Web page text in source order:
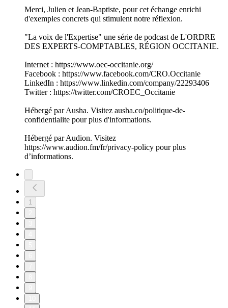
Merci, Julien et Jean-Baptiste, pour cet échange enrichi
d'exemples concrets qui stimulent notre réflexion.
"La voix de l'Expertise" une série de podcast de L'ORDRE
DES EXPERTS-COMPTABLES, RÉGION OCCITANIE.
Internet : https://www.oec-occitanie.org/
Facebook : https://www.facebook.com/CRO.Occitanie
LinkedIn : https://www.linkedin.com/company/22293406
Twitter : https://twitter.com/CROEC_Occitanie
Hébergé par Ausha. Visitez ausha.co/politique-de-
confidentialite pour plus d'informations.
Hébergé par Audion. Visitez
https://www.audion.fm/fr/privacy-policy pour plus
d’informations.
1